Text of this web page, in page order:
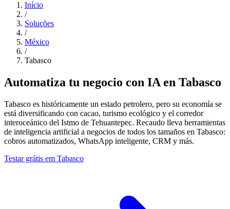
Início
/
Soluções
/
México
/
Tabasco
Automatiza tu negocio con IA en Tabasco
Tabasco es históricamente un estado petrolero, pero su economía se
está diversificando con cacao, turismo ecológico y el corredor
interoceánico del Istmo de Tehuantepec. Recaudo lleva herramientas
de inteligencia artificial a negocios de todos los tamaños en Tabasco:
cobros automatizados, WhatsApp inteligente, CRM y más.
Testar grátis em Tabasco